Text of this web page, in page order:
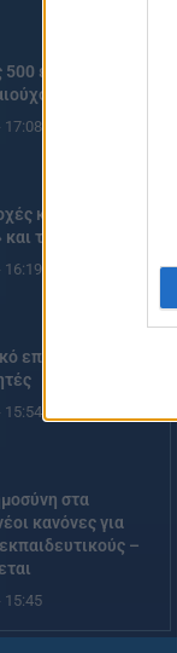
ευρώ τον
17:08
και δωρεές:
τα λάθη
16:19
επίδομα: Για
15:54
στα
κανόνες για
–
15:45